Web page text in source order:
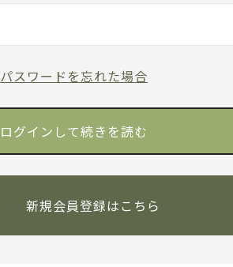
パスワードを忘れた場合
新規会員登録はこちら